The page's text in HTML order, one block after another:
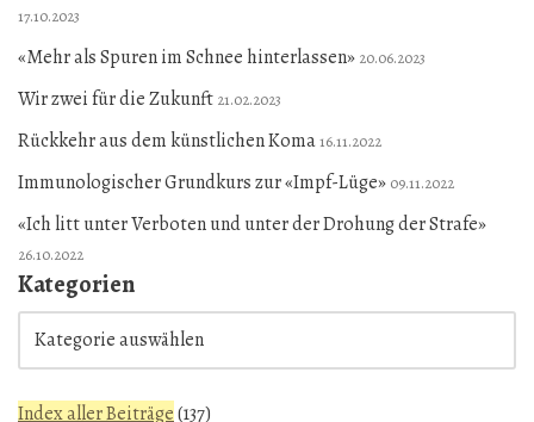
17.10.2023
«Mehr als Spuren im Schnee hinterlassen» 20.06.2023
Wir zwei für die Zukunft 21.02.2023
Rückkehr aus dem künstlichen Koma16.11.2022
Immunologischer Grundkurs zur «Impf-Lüge» 09.11.2022
«Ich litt unter Verboten und unter der Drohung der Strafe»
26.10.2022
Kategorien
Index aller Beiträge(137)